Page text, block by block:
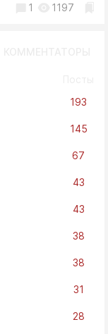
1 1197
193
145
67
43
43
38
38
31
28